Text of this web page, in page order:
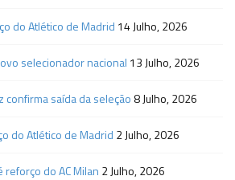
do Atlético de Madrid 14 Julho, 2026
selecionador nacional 13 Julho, 2026
saída da seleção 8 Julho, 2026
do Atlético de Madrid 2 Julho, 2026
reforço do AC Milan 2 Julho, 2026